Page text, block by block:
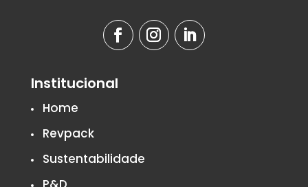
Institucional
Home
Revpack
Sustentabilidade